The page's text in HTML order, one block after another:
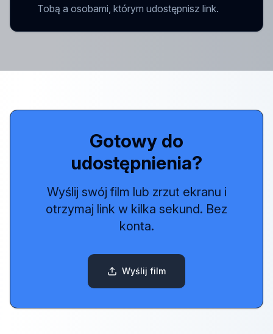
Tobą a osobami, którym udostępnisz link.
Gotowy do
udostępnienia?
Wyślij swój film lub zrzut ekranu i
otrzymaj link w kilka sekund. Bez
konta.
Wyślij film